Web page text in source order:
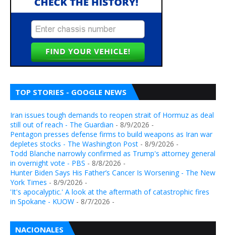
TOP STORIES - GOOGLE NEWS
Iran issues tough demands to reopen strait of Hormuz as deal
still out of reach - The Guardian - 8/9/2026 -
Pentagon presses defense firms to build weapons as Iran war
depletes stocks - The Washington Post - 8/9/2026 -
Todd Blanche narrowly confirmed as Trump's attorney general
in overnight vote - PBS - 8/8/2026 -
Hunter Biden Says His Father’s Cancer Is Worsening - The New
York Times - 8/9/2026 -
'It's apocalyptic.' A look at the aftermath of catastrophic fires
in Spokane - KUOW - 8/7/2026 -
NACIONALES